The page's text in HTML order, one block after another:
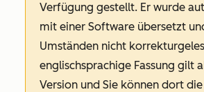
Verfügung gestellt. Er wurde
mit einer Software übersetzt
Umständen nicht
englischsprachige Fassung gilt
Version und Sie können dort